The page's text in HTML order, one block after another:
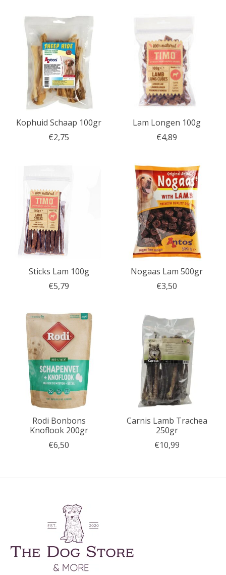
Kophuid Schaap 100gr
€2,75
Lam Longen 100g
€4,89
Sticks Lam 100g
€5,79
Nogaas Lam 500gr
€3,50
Rodi Bonbons
Knoflook 200gr
€6,50
Carnis Lamb Trachea
250gr
€10,99